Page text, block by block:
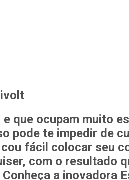
que ocupam muito
pode te impedir de
fácil colocar seu
com o resultado
Conheça a inovadora